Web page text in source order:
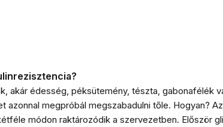
akár édesség, péksütemény, tészta, gabonafélék
azonnal megpróbál megszabadulni tőle. Hogyan?
módon raktározódik a szervezetben. Először